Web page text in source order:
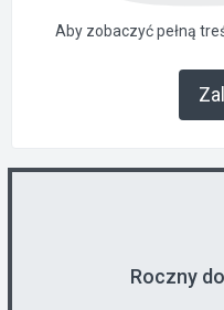
Aby zobaczyć pełną
Roczny